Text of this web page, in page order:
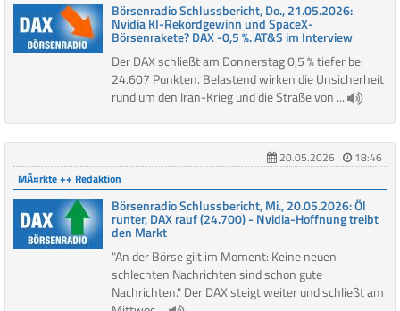
Börsenradio Schlussbericht, Do., 21.05.2026:
Nvidia KI-Rekordgewinn und SpaceX-
Börsenrakete? DAX -0,5 %. AT&S im Interview
Der DAX schließt am Donnerstag 0,5 % tiefer bei
24.607 Punkten. Belastend wirken die Unsicherheit
rund um den Iran-Krieg und die Straße von ...
20.05.2026
18:46
MÃ¤rkte ++ Redaktion
Börsenradio Schlussbericht, Mi., 20.05.2026: Öl
runter, DAX rauf (24.700) - Nvidia-Hoffnung treibt
den Markt
"An der Börse gilt im Moment: Keine neuen
schlechten Nachrichten sind schon gute
Nachrichten." Der DAX steigt weiter und schließt am